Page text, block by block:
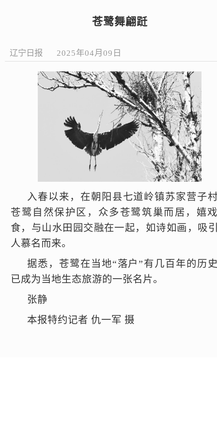
苍鹭舞翩跹
辽宁日报 2025年04月09日
入春以来，在朝阳县七道岭镇苏家营子
苍鹭自然保护区，众多苍鹭筑巢而居，嬉
食，与山水田园交融在一起，如诗如画，吸
人慕名而来。
据悉，苍鹭在当地“落户”有几百年的历
已成为当地生态旅游的一张名片。
张静
本报特约记者 仇一军 摄